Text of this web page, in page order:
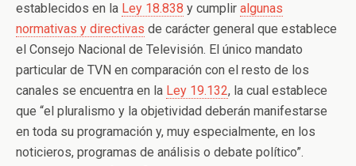
establecidos en la Ley 18.838 y cumplir algunas
normativas y directivas de carácter general que establece
el Consejo Nacional de Televisión. El único mandato
particular de TVN en comparación con el resto de los
canales se encuentra en la Ley 19.132, la cual establece
que “el pluralismo y la objetividad deberán manifestarse
en toda su programación y, muy especialmente, en los
noticieros, programas de análisis o debate político”.